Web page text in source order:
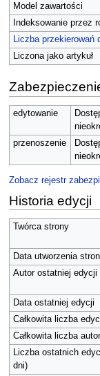
Model zawartości
Indeksowanie przez
Liczba przekierowań
Liczona jako artykuł
edytowanie
przenoszenie
Zobacz rejestr
Historia edycji
Twórca strony
Data utworzenia
Autor ostatniej edycji
Data ostatniej edycji
Całkowita liczba
Całkowita liczba
Liczba ostatnich
dni)